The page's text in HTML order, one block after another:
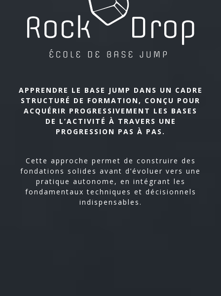
APPRENDRE LE BASE JUMP DANS UN CADRE
STRUCTURÉ DE FORMATION, CONÇU POUR
ACQUÉRIR PROGRESSIVEMENT LES BASES
DE L’ACTIVITÉ À TRAVERS UNE
PROGRESSION PAS À PAS.
Cette approche permet de construire des
fondations solides avant d’évoluer vers une
pratique autonome, en intégrant les
fondamentaux techniques et décisionnels
indispensables.